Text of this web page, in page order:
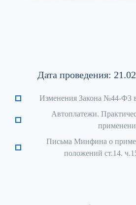
Дата проведения:
Изменения Закона №44-ФЗ в
Автоплатежи.
Письма Минфина о
положений ст.14.